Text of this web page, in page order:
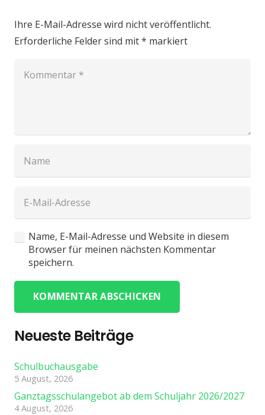
Ihre E-Mail-Adresse wird nicht veröffentlicht.
Erforderliche Felder sind mit* markiert
Name, E-Mail-Adresse und Website in diesem
Browser für meinen nächsten Kommentar
speichern.
KOMMENTAR ABSCHICKEN
Neueste Beiträge
Schulbuchausgabe
5 August, 2026
Ganztagsschulangebot ab dem Schuljahr 2026/2027
4 August, 2026